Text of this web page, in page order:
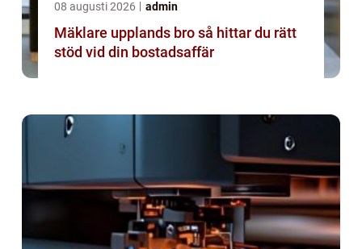
08 augusti 2026 admin
Mäklare upplands bro så hittar du rätt
stöd vid din bostadsaffär